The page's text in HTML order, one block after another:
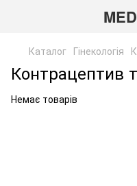
Каталог Гінекологія
Контрацептив
Немає товарів